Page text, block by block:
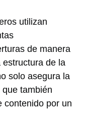
utilizan
de manera
de la
solo asegura la
también
contenido por un